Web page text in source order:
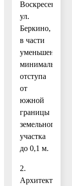
Воскресенск,
ул.
Беркино,
в части
уменьшения
минимального
отступа
от
южной
границы
земельного
участка
до 0,1 м.
2.
Архитектурно-